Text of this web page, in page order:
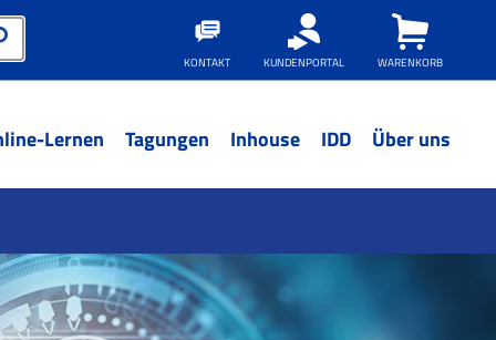
KONTAKT KUNDENPORTAL WARENKORB
Lernen Tagungen Inhouse IDD Über uns